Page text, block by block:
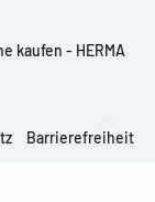
kaufen - HERMA
Barrierefreiheit